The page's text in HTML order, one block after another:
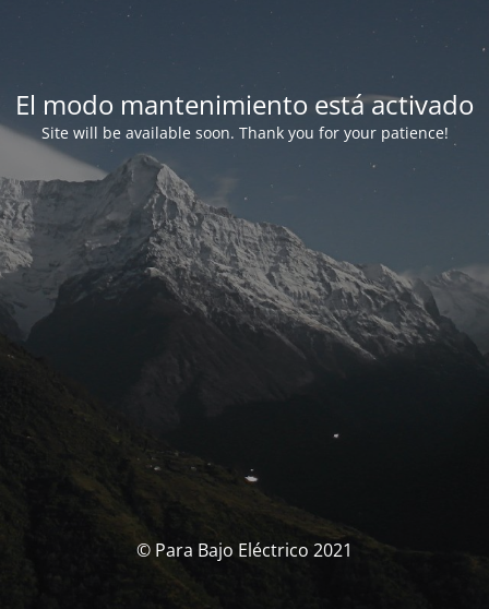
El modo mantenimiento está activado
Site will be available soon. Thank you for your patience!
© Para Bajo Eléctrico 2021